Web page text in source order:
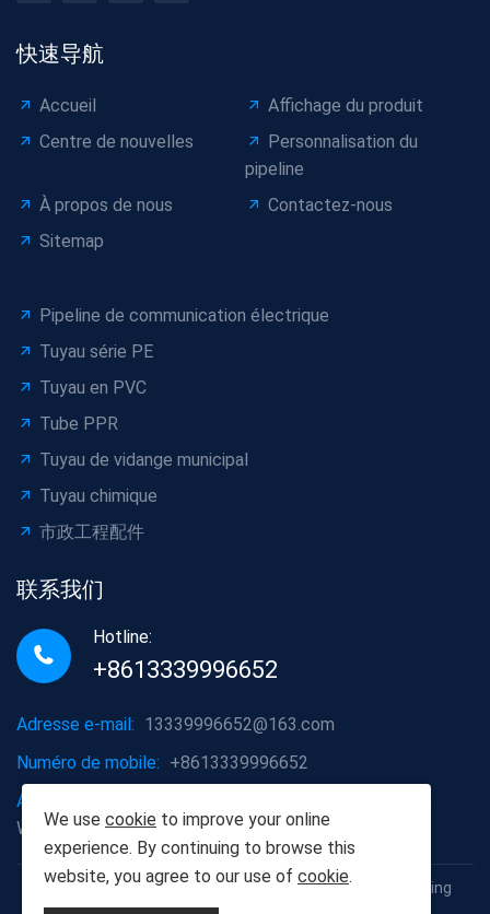
快速导航
Accueil
Affichage du produit
Centre de nouvelles
Personnalisation du
pipeline
À propos de nous
Contactez-nous
Sitemap
Pipeline de communication électrique
Tuyau série PE
Tuyau en PVC
Tube PPR
Tuyau de vidange municipal
Tuyau chimique
市政工程配件
联系我们
Hotline:
+8613339996652
Adresse e-mail: 13339996652@163.com
Numéro de mobile: +8613339996652
Adresse de l'entreprise:
Wuhan, province du Hubei
Copyright © 2012-2025 Wuhan Populus euphratica Building
We use cookie to improve your online
experience. By continuing to browse this
website, you agree to our use of cookie.